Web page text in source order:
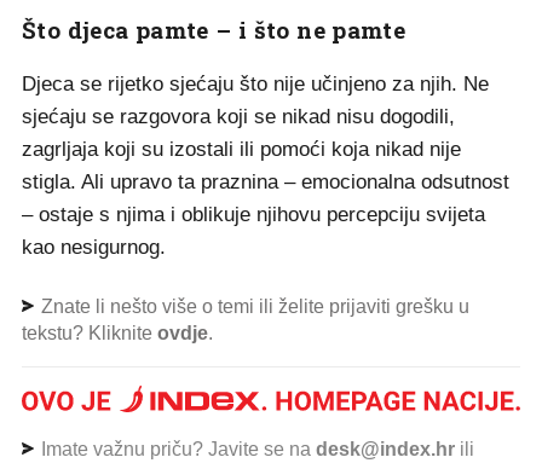
Što djeca pamte – i što ne pamte
Djeca se rijetko sjećaju što nije učinjeno za njih. Ne
sjećaju se razgovora koji se nikad nisu dogodili,
zagrljaja koji su izostali ili pomoći koja nikad nije
stigla. Ali upravo ta praznina – emocionalna odsutnost
– ostaje s njima i oblikuje njihovu percepciju svijeta
kao nesigurnog.
Znate li nešto više o temi ili želite prijaviti grešku u
tekstu? Kliknite ovdje.
Imate važnu priču? Javite se na desk@index.hr ili